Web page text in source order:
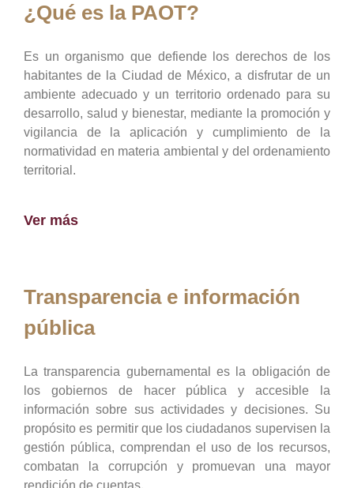
¿Qué es la PAOT?
Es un organismo que defiende los derechos de los
habitantes de la Ciudad de México, a disfrutar de un
ambiente adecuado y un territorio ordenado para su
desarrollo, salud y bienestar, mediante la promoción y
vigilancia de la aplicación y cumplimiento de la
normatividad en materia ambiental y del ordenamiento
territorial.
Ver más
Transparencia e información
pública
La transparencia gubernamental es la obligación de
los gobiernos de hacer pública y accesible la
información sobre sus actividades y decisiones. Su
propósito es permitir que los ciudadanos supervisen la
gestión pública, comprendan el uso de los recursos,
combatan la corrupción y promuevan una mayor
rendición de cuentas.